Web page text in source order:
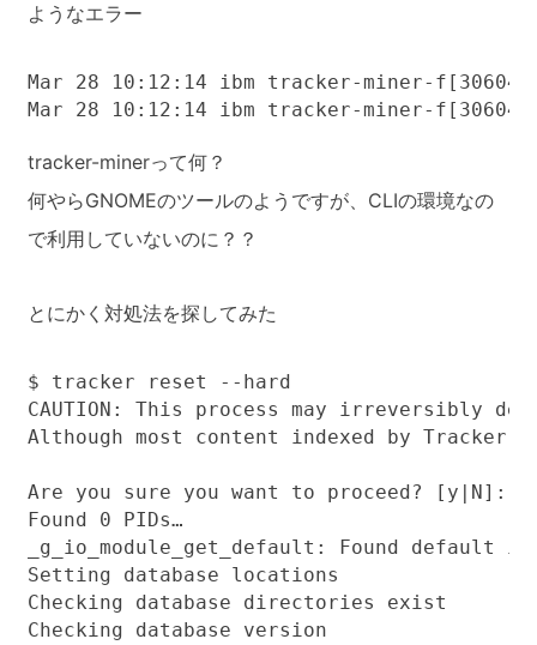
ようなエラー
Mar 28 10:12:14 ibm tracker-miner-
Mar 28 10:12:14 ibm tracker-miner-
tracker-minerって何？
何やらGNOMEのツールのようですが、CLIの環境なの
で利用していないのに？？
とにかく対処法を探してみた
$ tracker reset --hard
CAUTION: This process may irreversibly
Although most content indexed by
Are you sure you want to proceed? [y|N]: y
Found 0 PIDs…
_g_io_module_get_default: Found default
Setting database locations
Checking database directories exist
Checking database version